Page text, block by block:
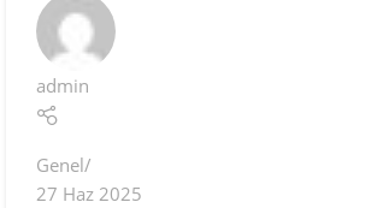
admin
Genel
27 Haz 2025